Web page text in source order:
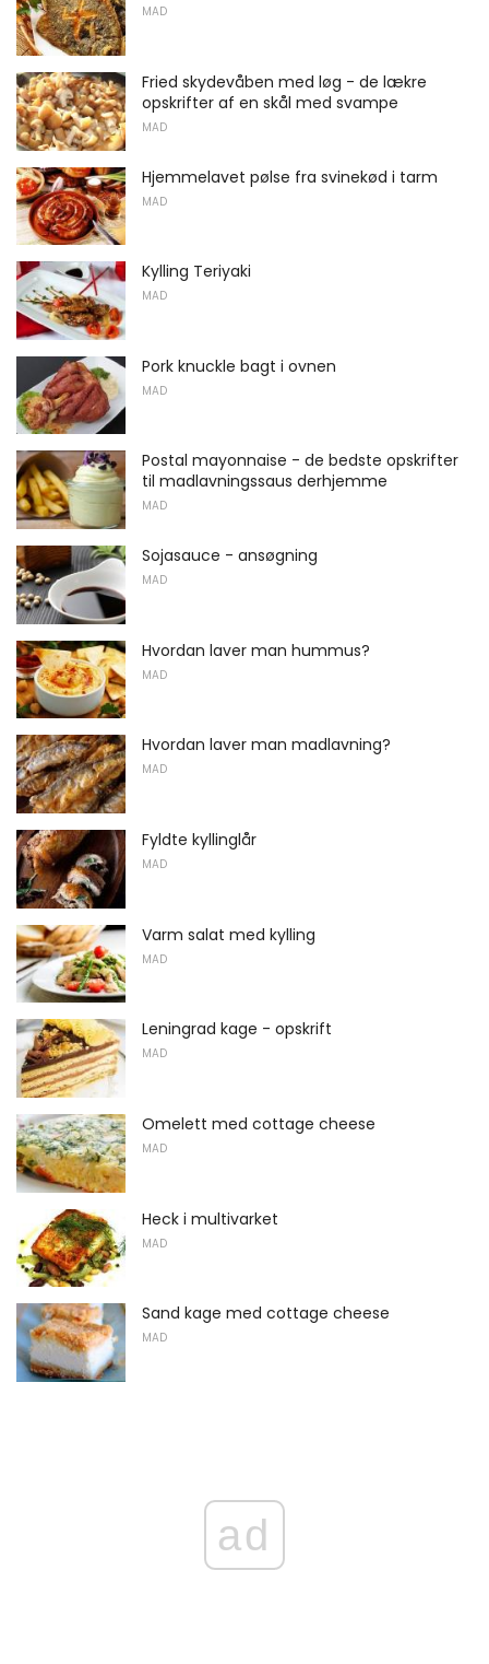
MAD
Fried skydevåben med løg - de lækre
opskrifter af en skål med svampe
MAD
Hjemmelavet pølse fra svinekød i tarm
MAD
Kylling Teriyaki
MAD
Pork knuckle bagt i ovnen
MAD
Postal mayonnaise - de bedste opskrifter
til madlavningssaus derhjemme
MAD
Sojasauce - ansøgning
MAD
Hvordan laver man hummus?
MAD
Hvordan laver man madlavning?
MAD
Fyldte kyllinglår
MAD
Varm salat med kylling
MAD
Leningrad kage - opskrift
MAD
Omelett med cottage cheese
MAD
Heck i multivarket
MAD
Sand kage med cottage cheese
MAD
ad